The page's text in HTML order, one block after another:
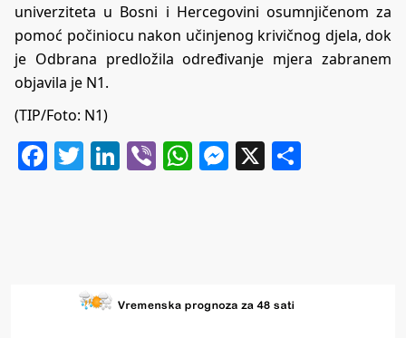
univerziteta u Bosni i Hercegovini osumnjičenom za
pomoć počiniocu nakon učinjenog krivičnog djela, dok
je Odbrana predložila određivanje mjera zabranem
objavila je N1.
(TIP/Foto: N1)
Facebook
Twitter
LinkedIn
ViberWhatsApp
Messenger
X